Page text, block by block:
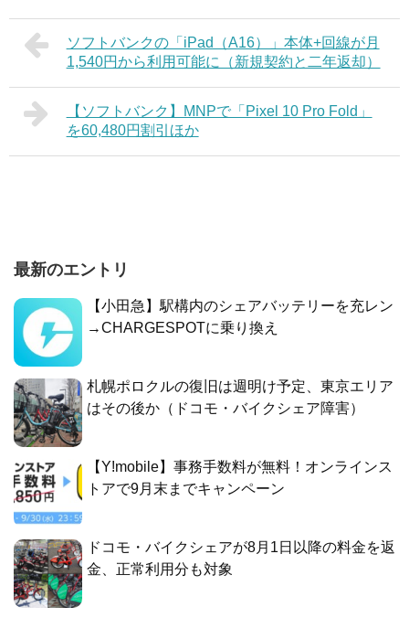
ソフトバンクの「iPad（A16）」本体+回線が月
1,540円から利用可能に（新規契約と二年返却）
【ソフトバンク】MNPで「Pixel 10 Pro Fold」
を60,480円割引ほか
最新のエントリ
【小田急】駅構内のシェアバッテリーを充レン
→CHARGESPOTに乗り換え
札幌ポロクルの復旧は週明け予定、東京エリア
はその後か（ドコモ・バイクシェア障害）
【Y!mobile】事務手数料が無料！オンラインス
トアで9月末までキャンペーン
ドコモ・バイクシェアが8月1日以降の料金を返
金、正常利用分も対象